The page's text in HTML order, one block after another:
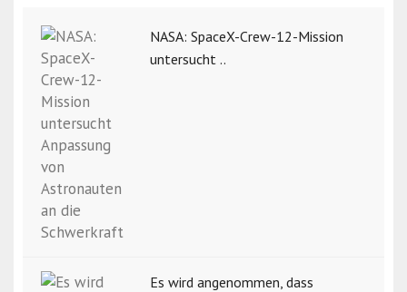
NASA: SpaceX-Crew-12-Mission
untersucht ..
Es wird angenommen, dass